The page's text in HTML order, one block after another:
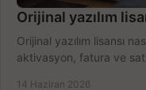
Orijinal yazılım
Orijinal yazılım lisansı
aktivasyon, fatura ve
14 Haziran 2026